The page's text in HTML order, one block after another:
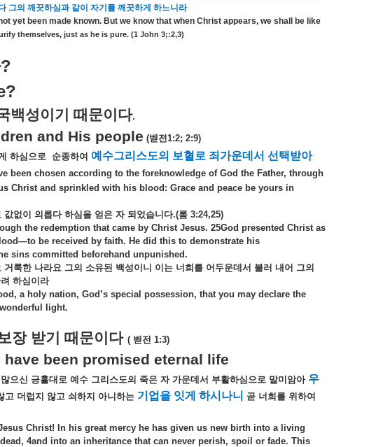
그의 깨끗하심과 같이 자기를 깨끗하게 하느니라
yet been made known. But we know that when Christ appears, we shall be like
themselves, just as he is pure. (1 John 3;:2,3)
?
백성이기 때문이다.
and His people (벧전1:2; 2:9)
하심으로 순종하여 예수그리스도의 보혈로 죄가운데서 선택받아
been chosen according to the foreknowledge of God the Father, through
Christ and sprinkled with his blood: Grace and peace be yours in
값없이 의롭다 하심을 얻은 자 되었습니다.(롬 3:24,25)
the redemption that came by Christ Jesus. 25God presented Christ as
be received by faith. He did this to demonstrate his
sins committed beforehand unpunished.
거룩한 나라요 그의 소유된 백성이니 이는 너희를 어두운데서 불러 내어 그의
하심이라
a holy nation, God’s special possession, that you may declare the
light.
장 받기 때문이다 ( 벧전 1:3)
been promised eternal life
많으신 긍휼대로 예수 그리스도의 죽은 자 가운데서 부활하심으로 말미암아 우
고 더럽지 않고 쇠하지 아니하는 기업을 잇게 하시나니 곧 너희를 위하여
Christ! In his great mercy he has given us new birth into a living
4and into an inheritance that can never perish, spoil or fade. This